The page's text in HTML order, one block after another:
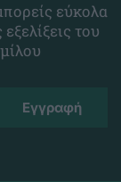
εύκολα
του